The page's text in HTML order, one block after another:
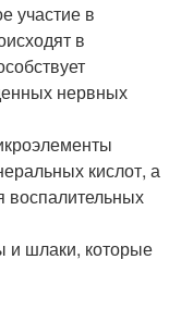
участие в
в
нервных
кислот, а
и шлаки, которые